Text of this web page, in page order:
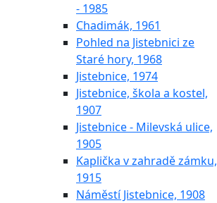
- 1985
Chadimák, 1961
Pohled na Jistebnici ze
Staré hory, 1968
Jistebnice, 1974
Jistebnice, škola a kostel,
1907
Jistebnice - Milevská ulice,
1905
Kaplička v zahradě zámku,
1915
Náměstí Jistebnice, 1908